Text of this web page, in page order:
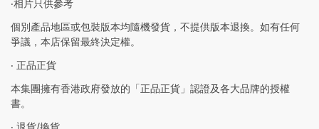
‧相片只供參考
個別產品地區或包裝版本均隨機發貨，不提供版本退換。如有任何
爭議，本店保留最終決定權。
‧ 正品正貨
本集團擁有香港政府發放的「正品正貨」認證及各大品牌的授權
書。
‧ 退貨/換貨